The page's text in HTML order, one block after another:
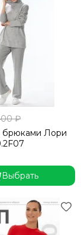
₽
брюками Лори
Выбрать